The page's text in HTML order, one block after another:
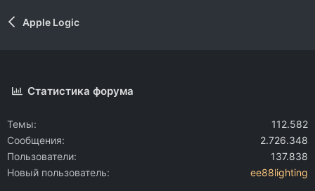
Apple Logic
Статистика форума
Темы
112.582
Сообщения
2.726.348
Пользователи
137.838
Новый пользователь
ee88lighting